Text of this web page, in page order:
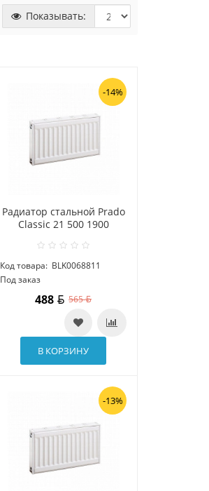
Показывать:
-14%
Радиатор стальной Prado
Classic 21 500 1900
Код товара: BLK0068811
Под заказ
488 565
В КОРЗИНУ
-13%